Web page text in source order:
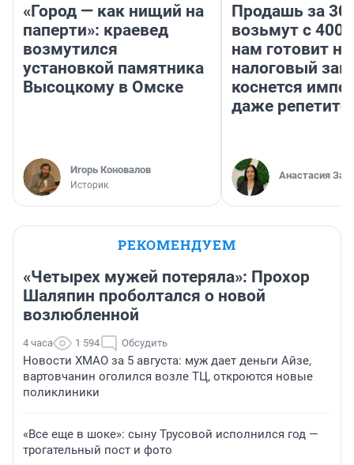
«Город — как нищий на
паперти»: краевед
возмутился
установкой памятника
Высоцкому в Омске
Игорь Коновалов
Историк
Продашь за
возьмут с
нам готовит
налоговый
коснется
даже
Анастасия
РЕКОМЕНДУЕМ
«Четырех мужей потеряла»: Прохор
Шаляпин проболтался о новой
возлюбленной
4 часа 1 594 Обсудить
Новости ХМАО за 5 августа: муж дает деньги Айзе,
вартовчанин оголился возле ТЦ, откроются новые
поликлиники
«Все еще в шоке»: сыну Трусовой исполнился год —
трогательный пост и фото